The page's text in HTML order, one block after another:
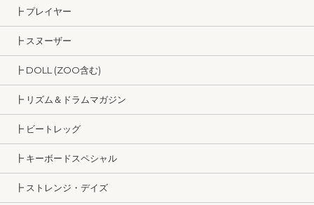
┣ プレイヤー
┣ スヌーザー
┣ DOLL (ZOO含む)
┣ リズム＆ドラムマガジン
┣ ビートレッグ
┣ キーボードスペシャル
┣ ストレンジ・デイズ